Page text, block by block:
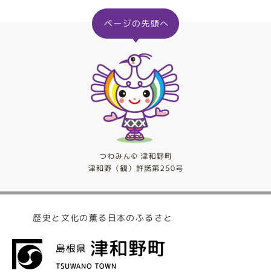
歴史と文化の薫る日本のふるさと